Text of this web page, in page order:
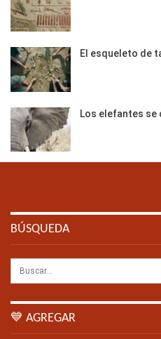
El esqueleto de
Los elefantes se
BÚSQUEDA
💙 AGREGAR